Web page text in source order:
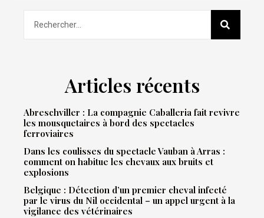
Articles récents
Abreschviller : La compagnie Caballeria fait revivre
les mousquetaires à bord des spectacles
ferroviaires
Dans les coulisses du spectacle Vauban à Arras :
comment on habitue les chevaux aux bruits et
explosions
Belgique : Détection d’un premier cheval infecté
par le virus du Nil occidental – un appel urgent à la
vigilance des vétérinaires